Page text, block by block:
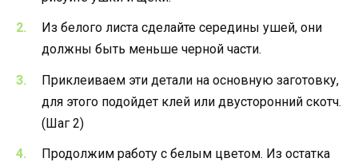
Из белого листа сделайте середины ушей, они
должны быть меньше черной части.
Приклеиваем эти детали на основную заготовку,
для этого подойдет клей или двусторонний скотч.
(Шаг 2)
Продолжим работу с белым цветом. Из остатка